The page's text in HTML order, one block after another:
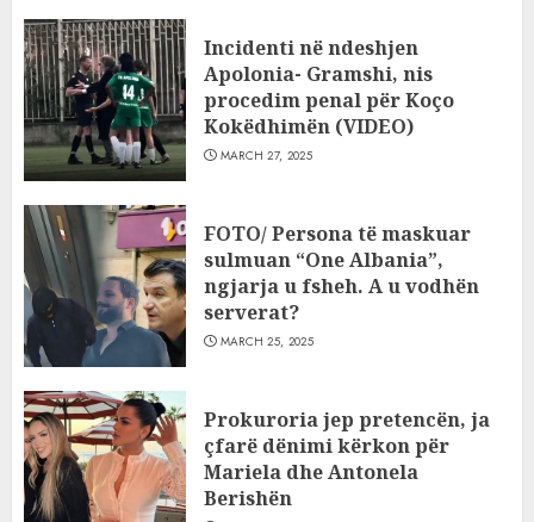
Incidenti në ndeshjen
Apolonia- Gramshi, nis
procedim penal për Koço
Kokëdhimën (VIDEO)
MARCH 27, 2025
FOTO/ Persona të maskuar
sulmuan “One Albania”,
ngjarja u fsheh. A u vodhën
serverat?
MARCH 25, 2025
Prokuroria jep pretencën, ja
çfarë dënimi kërkon për
Mariela dhe Antonela
Berishën